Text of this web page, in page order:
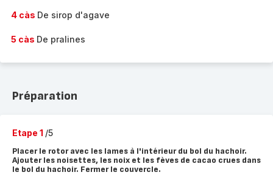
4 càs De sirop d'agave
5 càs De pralines
Préparation
Etape 1 /5
Placer le rotor avec les lames à l'intérieur du bol du hachoir.
Ajouter les noisettes, les noix et les fèves de cacao crues dans
le bol du hachoir. Fermer le couvercle.